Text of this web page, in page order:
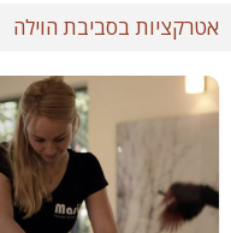
אטרקציות בסביבת הוילה